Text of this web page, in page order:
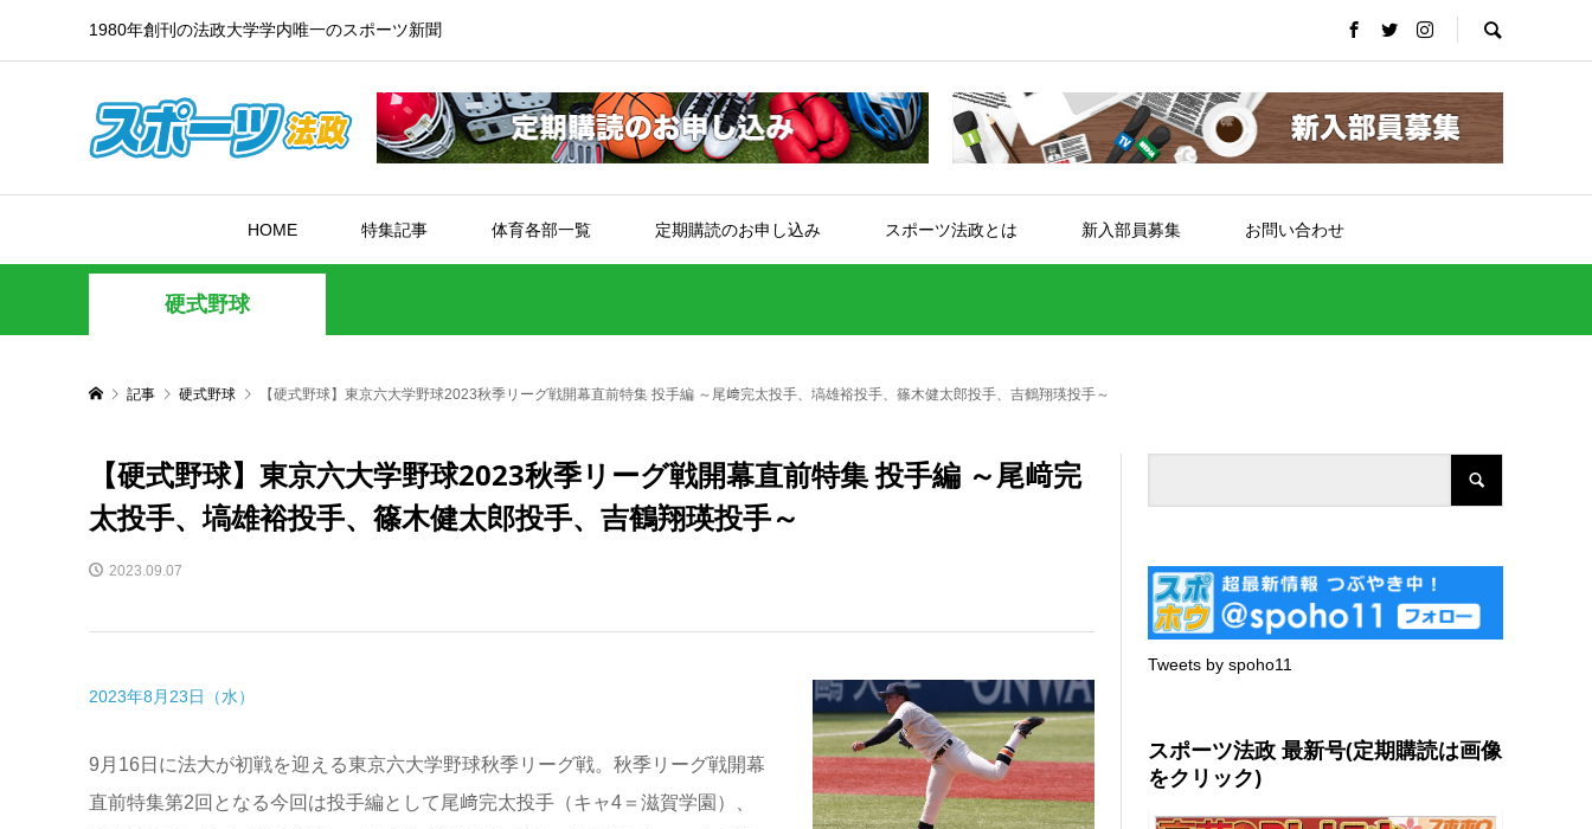
1980年創刊の法政大学学内唯一のスポーツ新聞
HOME 特集記事 体育各部一覧 定期購読のお申し込み スポーツ法政とは 新入部員募集 お問い合わせ
硬式野球
記事 硬式野球 【硬式野球】東京六大学野球2023秋季リーグ戦開幕直前特集 投手編 ～尾﨑完太投手、塙雄裕投手、篠木健太郎投手、吉鶴翔瑛投手～
【硬式野球】東京六大学野球2023秋季リーグ戦開幕直前特集 投手編 ～尾﨑完
太投手、塙雄裕投手、篠木健太郎投手、吉鶴翔瑛投手～
2023.09.07
2023年8月23日（水）
9月16日に法大が初戦を迎える東京六大学野球秋季リーグ戦。秋季リーグ戦開幕
直前特集第2回となる今回は投手編として尾﨑完太投手（キャ4＝滋賀学園）、
Tweets by spoho11
スポーツ法政 最新号(定期購読は画像
をクリック)